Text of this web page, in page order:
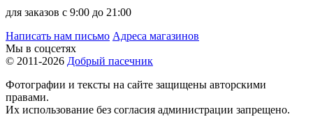
для заказов с 9:00 до 21:00
Написать нам письмо Адреса магазинов
Мы в соцсетях
© 2011-2026 Добрый пасечник
Фотографии и тексты на сайте защищены авторскими
правами.
Их использование без согласия администрации запрещено.